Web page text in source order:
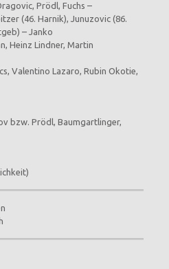
Prödl, Fuchs –
(46. Harnik), Junuzovic (86.
– Janko
Heinz Lindner, Martin
Valentino Lazaro, Rubin Okotie,
bzw. Prödl, Baumgartlinger,